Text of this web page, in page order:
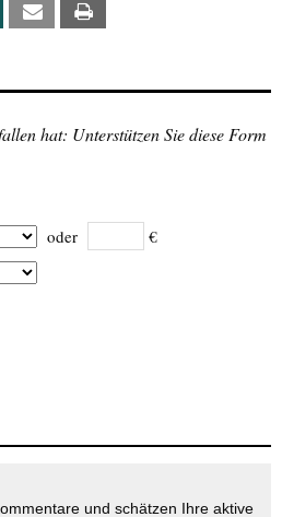
Xing Email
hat: Unterstützen Sie diese Form
oder €
und schätzen Ihre aktive